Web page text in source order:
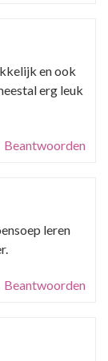
en ook
erg leuk
Beantwoorden
leren
Beantwoorden